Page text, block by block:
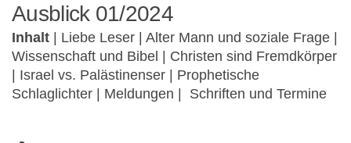
Ausblick 01/2024
Inhalt | Liebe Leser | Alter Mann und soziale Frage |
Wissenschaft und Bibel | Christen sind Fremdkörper
| Israel vs. Palästinenser | Prophetische
Schlaglichter | Meldungen | Schriften und Termine